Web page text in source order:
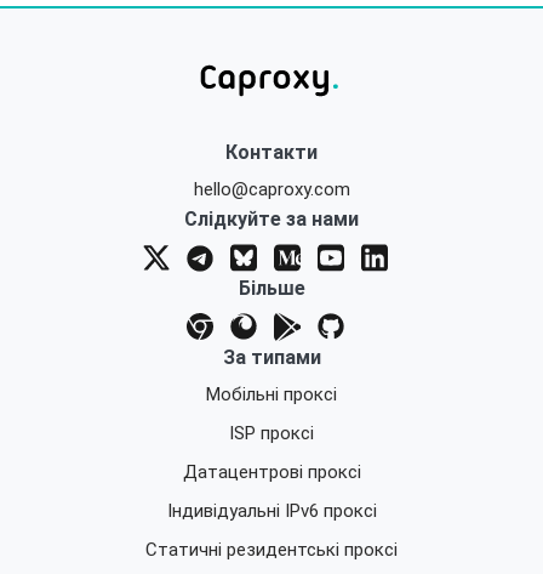
Контакти
hello@caproxy.com
Слідкуйте за нами
Більше
За типами
Мобільні проксі
ISP проксі
Датацентрові проксі
Індивідуальні IPv6 проксі
Статичні резидентські проксі